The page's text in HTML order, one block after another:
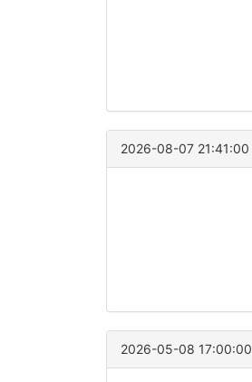
2026-08-07 21:41:00
2026-05-08 17:00:00